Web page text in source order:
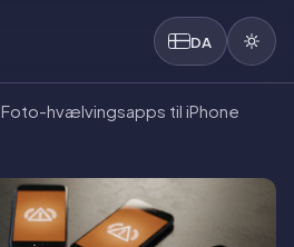
DA
Foto-hvælvingsapps til iPhone